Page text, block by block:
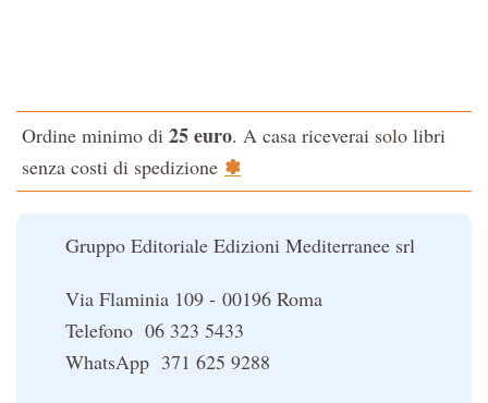
La Cabala
Il potere del serpente
Ordine minimo di 25 euro. A casa riceverai solo libri
senza costi di spedizione ✽
Gruppo Editoriale Edizioni Mediterranee srl
Via Flaminia 109 - 00196 Roma
Telefono 06 323 5433
WhatsApp 371 625 9288